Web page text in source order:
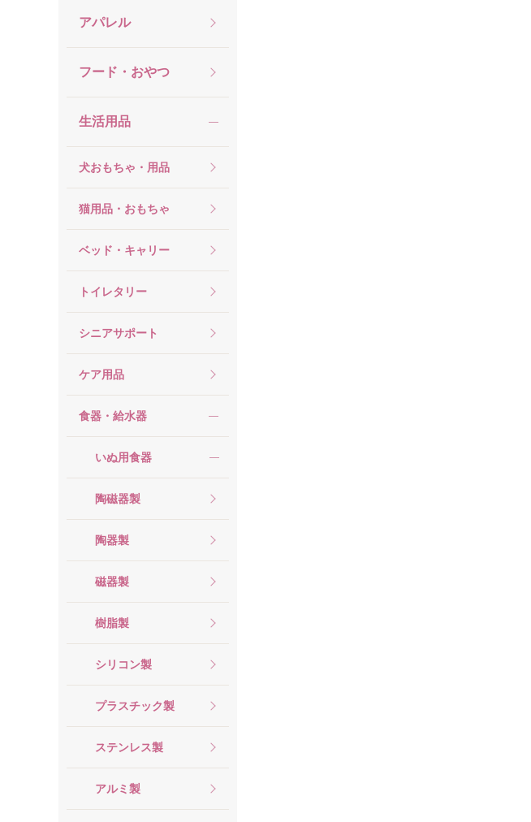
アパレル
フード・おやつ
生活用品
犬おもちゃ・用品
猫用品・おもちゃ
ベッド・キャリー
トイレタリー
シニアサポート
ケア用品
食器・給水器
いぬ用食器
陶磁器製
陶器製
磁器製
樹脂製
シリコン製
プラスチック製
ステンレス製
アルミ製